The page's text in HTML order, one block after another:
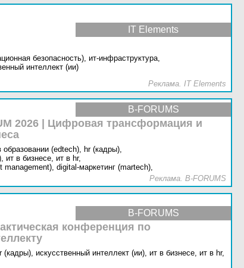
IT Elements
безопасность), ит-инфраструктура,
интеллект (ии)
Реклама. IT Elements
B-FORUMS
2026 | Цифровая трансформация и
образовании (edtech), hr (кадры),
ит в бизнесе, ит в hr,
management), digital-маркетинг (martech),
Реклама. B-FORUMS
B-FORUMS
конференция по
(кадры), искусственный интеллект (ии), ит в бизнесе, ит в hr,